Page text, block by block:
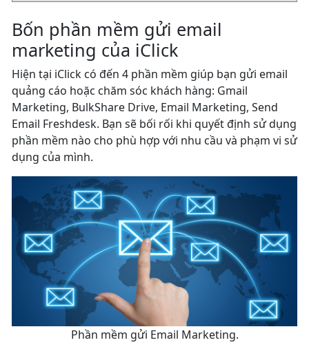
Bốn phần mềm gửi email
marketing của iClick
Hiện tại iClick có đến 4 phần mềm giúp bạn gửi email
quảng cáo hoặc chăm sóc khách hàng: Gmail
Marketing, BulkShare Drive, Email Marketing, Send
Email Freshdesk. Bạn sẽ bối rối khi quyết định sử dụng
phần mềm nào cho phù hợp với nhu cầu và phạm vi sử
dụng của mình.
Phần mềm gửi Email Marketing.